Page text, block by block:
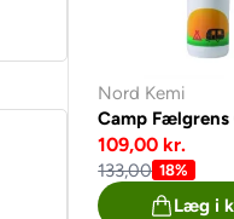
Nord Kemi
Camp
109,00 kr.
133,00 18%
Læg i